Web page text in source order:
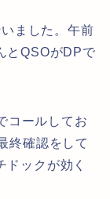
ました。午前
とQSOがDPで
コールしてお
終確認をして
ックが効く